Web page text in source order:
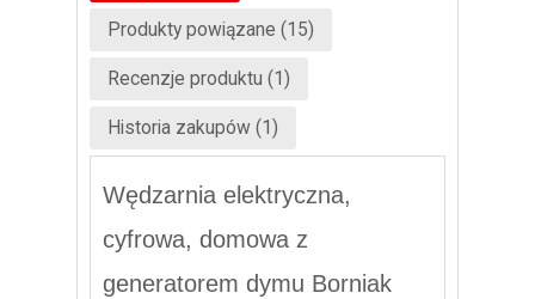
Produkty powiązane (15)
Recenzje produktu (1)
Historia zakupów (1)
Wędzarnia elektryczna,
cyfrowa, domowa z
generatorem dymu Borniak